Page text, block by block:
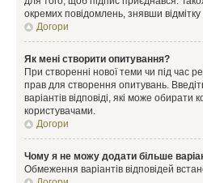
окремих повідомлень, знявши
Догори
Як мені створити опитування?
При створенні нової теми чи під час
прав для створення опитувань.
варіантів відповіді, які може
користувачами.
Догори
Чому я не можу додати більше
Обмеження варіантів відповідей